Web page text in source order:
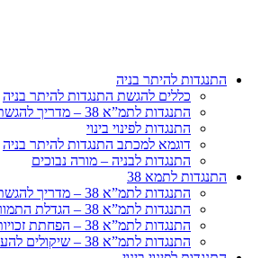
התנגדות להיתר בניה
כללים להגשת התנגדות להיתר בניה
התנגדות לתמ”א 38 – מדריך להגשת התנגדות
התנגדות לפינוי בינוי
דוגמא למכתב התנגדות להיתר בניה
התנגדות לבניה – מורה נבוכים
התנגדות לתמא 38
התנגדות לתמ”א 38 – מדריך להגשת התנגדות
התנגדות לתמ”א 38 – הגדלת התמורה המתקבלת
התנגדות לתמ”א 38 – הפחתת זכויות ותמריצים
התנגדות לתמ”א 38 – שיקולים להענקת מלוא זכויות הבניה